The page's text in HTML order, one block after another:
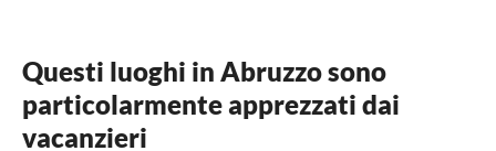
Questi luoghi in Abruzzo sono
particolarmente apprezzati dai
vacanzieri